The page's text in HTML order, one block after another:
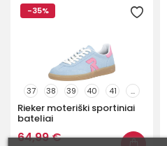
-35%
37 38 39 40 41 ...
Rieker moteriški sportiniai
bateliai
64,99 €